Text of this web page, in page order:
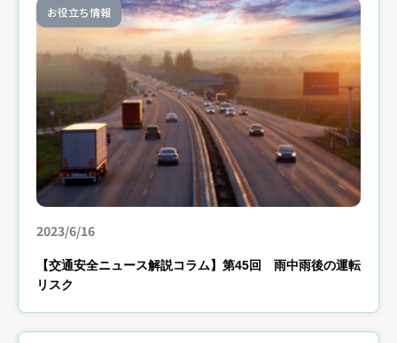
お役立ち情報
2023/6/16
【交通安全ニュース解説コラム】第45回 雨中雨後の運転
リスク